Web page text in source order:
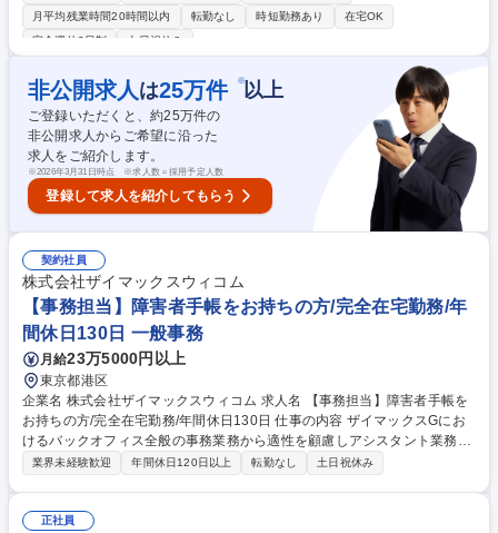
ーディネーション：研修当日の運営・Zoom操作、顧客・講師との事前調
整、外部パートナーの管理、振り返り資料作成 ※週3回程度、対面研修含
ト】研修運営を支えるセールスサポート/フルフレックス/年休125日
月平均残業時間20時間以内 転勤なし 時短勤務あり
在宅OK
完全週休2日制
土日祝休み
非公開求人 は25万件 ※以上
ご登録いただくと、約25万件の
非公開求人からご希望に沿った
求人をご紹介します。
※2026年3月31日時点 ※求人数＝採用予定人数
登録して求人を紹介してもらう
契約社員
株式会社ザイマックスウィコム
【事務担当】障害者手帳をお持ちの方/完全在宅勤務/年
間休日130日 一般事務
月給23万5000円以上
東京都港区
企業名 株式会社ザイマックスウィコム 求人名 【事務担当】障害者手帳を
お持ちの方/完全在宅勤務/年間休日130日 仕事の内容 ザイマックスGにお
けるバックオフィス全般の事務業務から適性を顧慮しアシスタント業務お
任せします。入社後はオンラインの環境下ですが丁寧に業務を教えますの
・チェック業務 ・書類整理 ・業務サポート など ※スキルやご経験、ご障
業界未経験歓迎 年間休日120日以上 転勤なし 土日祝休み
正社員